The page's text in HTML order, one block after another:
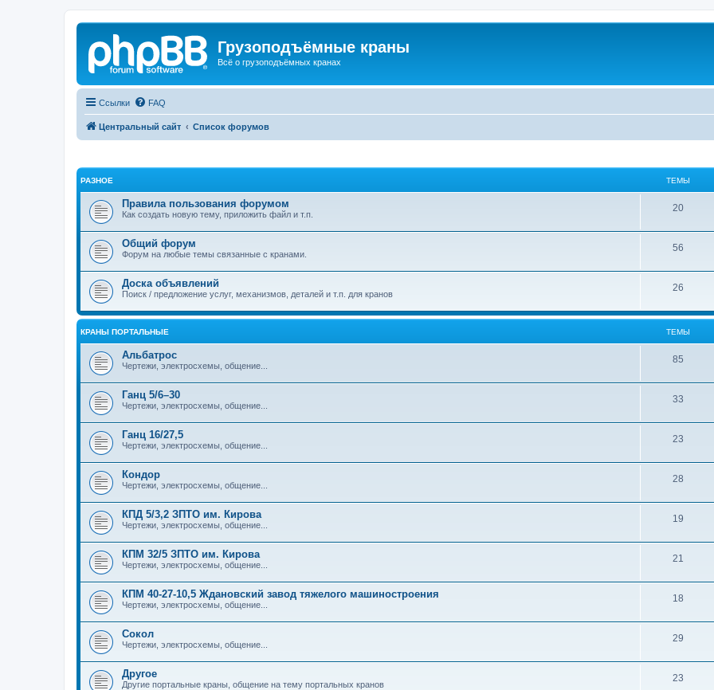
Грузоподъёмные краны
Всё о грузоподъёмных кранах
Ссылки FAQ
Центральный сайт Список форумов
РАЗНОЕ ТЕМЫ
Правила пользования форумом
Как создать новую тему, приложить файл и т.п.
20
Общий форум
Форум на любые темы связанные с кранами.
56
Доска объявлений
Поиск / предложение услуг, механизмов, деталей и т.п. для кранов
26
КРАНЫ ПОРТАЛЬНЫЕ ТЕМЫ
Альбатрос
Чертежи, электросхемы, общение...
85
Ганц 5/6–30
Чертежи, электросхемы, общение...
33
Ганц 16/27,5
Чертежи, электросхемы, общение...
23
Кондор
Чертежи, электросхемы, общение...
28
КПД 5/3,2 ЗПТО им. Кирова
Чертежи, электросхемы, общение...
19
КПМ 32/5 ЗПТО им. Кирова
Чертежи, электросхемы, общение...
21
КПМ 40-27-10,5 Ждановский завод тяжелого машиностроения
Чертежи, электросхемы, общение...
18
Сокол
Чертежи, электросхемы, общение...
29
Другое
Другие портальные краны, общение на тему портальных кранов
23